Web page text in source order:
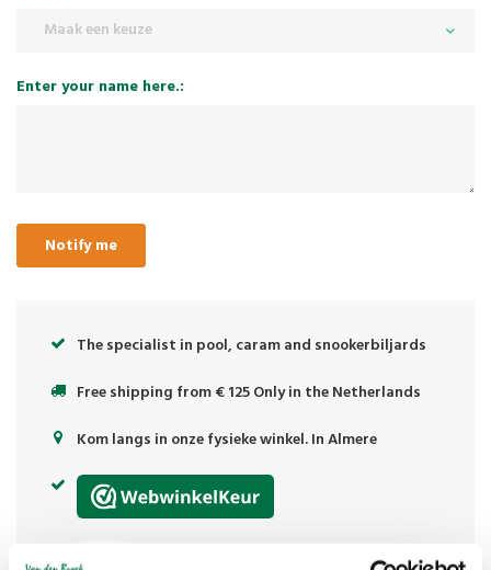
Maak een keuze
Enter your name here.:
Notify me
The specialist in pool, caram and snookerbiljards
Free shipping from € 125 Only in the Netherlands
Kom langs in onze fysieke winkel. In Almere